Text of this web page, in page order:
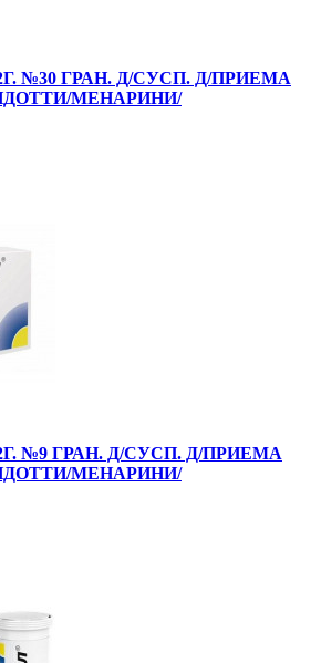
№30 ГРАН. Д/СУСП. Д/ПРИЕМА
МЕНАРИНИ/
№9 ГРАН. Д/СУСП. Д/ПРИЕМА
МЕНАРИНИ/